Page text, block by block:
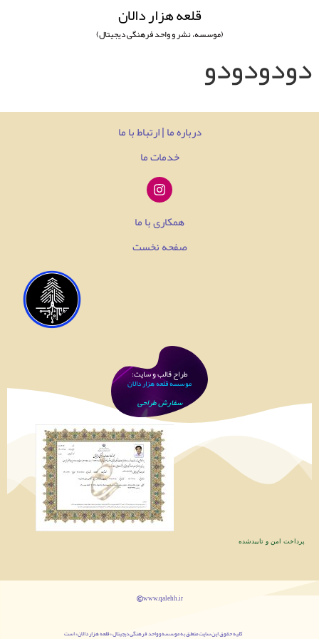
قلعه هزار دالان
(موسسه، نشر و واحد فرهنگی دیجیتال)
دودودودو
درباره ما | ارتباط با ما
خدمات ما
همکاری با ما
صفحه نخست
طراح قالب و سایت:
موسسه قلعه هزار دالان
سفارش طراحی
پرداخت امن و تاییدشده
www.qalehh.ir
کليه حقوق اين سایت متعلق به موسسه و واحد فرهنگی دیجیتال «قلعه هزار دالان» است